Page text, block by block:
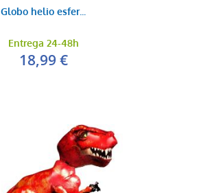
Globo helio esfer...
Entrega 24-48h
18,99 €